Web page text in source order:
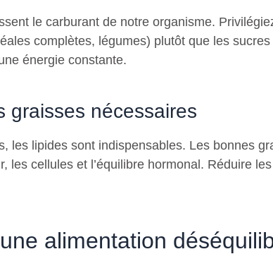
le carburant de notre organisme.
complètes, légumes) plutôt que les
énergie constante.
graisses nécessaires
les lipides sont indispensables. Les bonnes
les cellules et l’équilibre hormonal. Réduire
alimentation